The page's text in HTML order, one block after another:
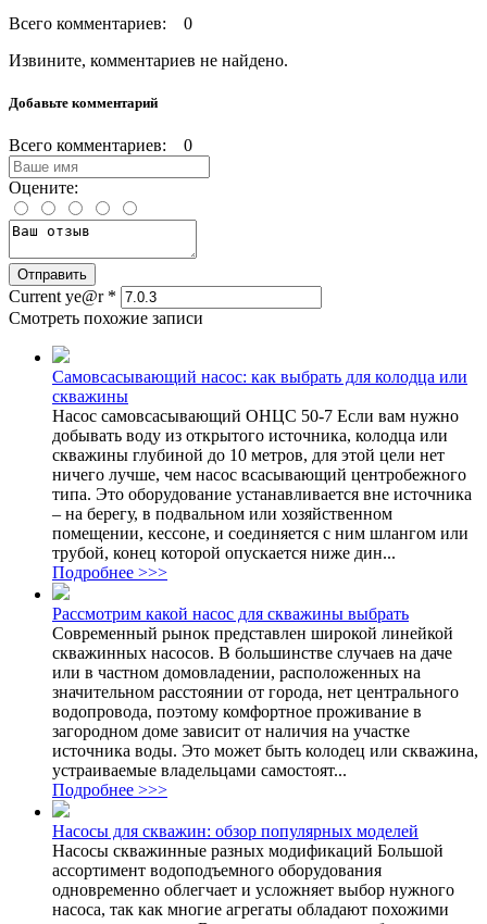
Всего комментариев: 0
Извините, комментариев не найдено.
Добавьте комментарий
Всего комментариев: 0
Оцените:
Current ye@r *
Смотреть похожие записи
Самовсасывающий насос: как выбрать для колодца или
скважины
Насос самовсасывающий ОНЦС 50-7 Если вам нужно
добывать воду из открытого источника, колодца или
скважины глубиной до 10 метров, для этой цели нет
ничего лучше, чем насос всасывающий центробежного
типа. Это оборудование устанавливается вне источника
– на берегу, в подвальном или хозяйственном
помещении, кессоне, и соединяется с ним шлангом или
трубой, конец которой опускается ниже дин...
Подробнее >>>
Рассмотрим какой насос для скважины выбрать
Современный рынок представлен широкой линейкой
скважинных насосов. В большинстве случаев на даче
или в частном домовладении, расположенных на
значительном расстоянии от города, нет центрального
водопровода, поэтому комфортное проживание в
загородном доме зависит от наличия на участке
источника воды. Это может быть колодец или скважина,
устраиваемые владельцами самостоят...
Подробнее >>>
Насосы для скважин: обзор популярных моделей
Насосы скважинные разных модификаций Большой
ассортимент водоподъемного оборудования
одновременно облегчает и усложняет выбор нужного
насоса, так как многие агрегаты обладают похожими